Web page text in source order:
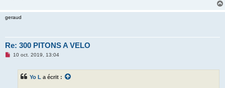
geraud
Re: 300 PITONS A VELO
M10 oct. 2019, 13:04
Yo L a écrit :